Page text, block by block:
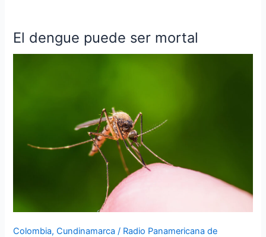
El dengue puede ser mortal
Colombia,Cundinamarca / Radio Panamericana de
El